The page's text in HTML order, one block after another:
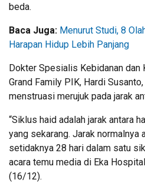
beda.
Baca Juga: Menurut Studi, 8
Harapan Hidup Lebih Panjang
Dokter Spesialis Kebidanan dan
Grand Family PIK, Hardi
menstruasi merujuk pada jarak
“Siklus haid adalah jarak antara
yang sekarang. Jarak normalnya
setidaknya 28 hari dalam satu
acara temu media di Eka
(16/12).